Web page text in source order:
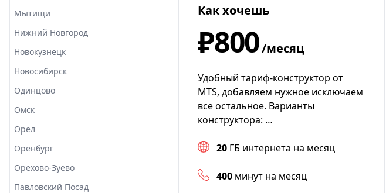
Мытищи
Нижний Новгород
Новокузнецк
Новосибирск
Одинцово
Омск
Орел
Оренбург
Орехово-Зуево
Павловский Посад
Как хочешь
₽800/месяц
Удобный тариф-конструктор от
MTS, добавляем нужное исключаем
все остальное. Варианты
конструктора: …
20 ГБ интернета на месяц
400 минут на месяц